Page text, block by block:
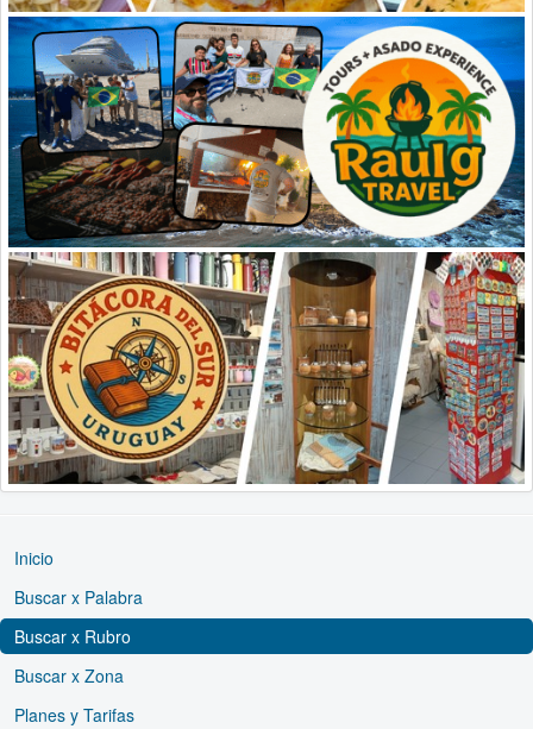
Inicio
Buscar x Palabra
Buscar x Rubro
Buscar x Zona
Planes y Tarifas